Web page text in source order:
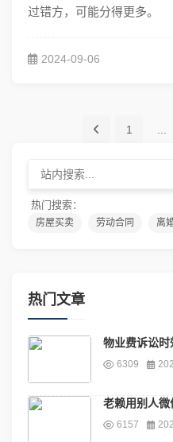
过错方，可能分得更多。
2024-09-06
1
热门搜索：
房屋买卖 劳动合同 离
热门文章
物业费诉讼时
6309
老赖用别人
6157